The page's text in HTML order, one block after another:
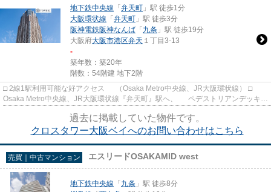
地下鉄中央線 「 弁天町 」駅 徒歩1分
大阪環状線 「 弁天町 」駅 徒歩3分
阪神電鉄阪神なんば 「 九条 」駅 徒歩19分
大阪府大阪市港区弁天 １丁目3-13
-
築年数：築20年
階数：54階建 地下2階
□ 2線1駅利用可能な好アクセス （Osaka Metro中央線、JR大阪環状線） □
Osaka Metro中央線、JR大阪環状線『弁天町』駅へ、 ペデストリアンデッキで
過去に掲載していた物件です。
クロスタワー大阪ベイへのお問い合わせはこちら
売買｜中古マンション エスリードOSAKAMID west
地下鉄中央線 「 九条 」駅 徒歩8分